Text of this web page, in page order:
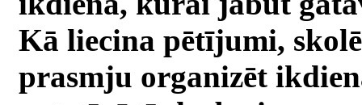
Kā liecina pētījumi,
prasmju organizēt